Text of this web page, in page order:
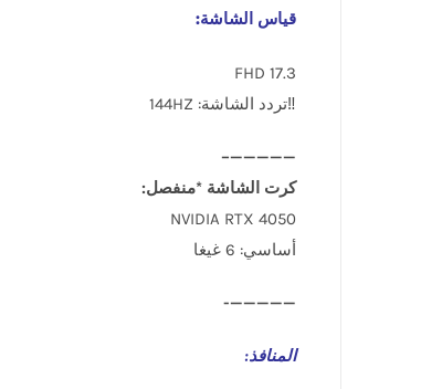
قياس الشاشة:
17.3 FHD
‼تردد الشاشة: 144HZ
—————–
كرت الشاشة *منفصل:
NVIDIA RTX 4050
أساسي: 6 غيغا
—————-
المنافذ: